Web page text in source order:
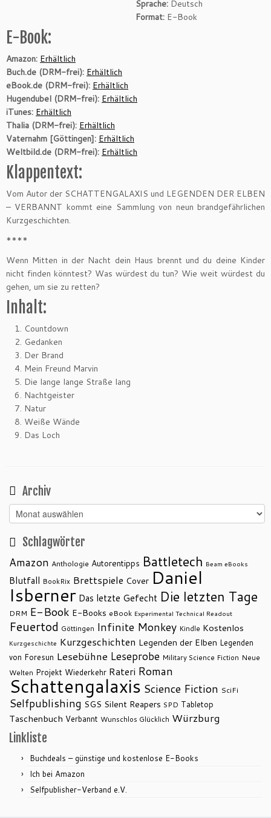
Sprache: Deutsch
Format: E-Book
E-Book:
Amazon: Erhältlich
Buch.de (DRM-frei): Erhältlich
eBook.de (DRM-frei): Erhältlich
Hugendubel (DRM-frei): Erhältlich
iTunes: Erhältlich
Thalia (DRM-frei): Erhältlich
Vaternahm [Göttingen]: Erhältlich
Weltbild.de (DRM-frei): Erhältlich
Klappentext:
Vom Autor der SCHATTENGALAXIS und LEGENDEN DER ELBEN
– VERBANNT kommt eine Sammlung von neun brandgefährlichen
Kurzgeschichten.
****
Wenn Mitten in der Nacht dein Haus brennt und du deine Kinder
nicht finden könntest? Was würdest du tun? Wie weit würdest du
gehen, um sie zu retten?
Inhalt:
Countdown
Gedanken
Der Brand
Mein Freund Marvin
Die lange lange Straße lang
Nachtgeister
Natur
Weiße Wände
Das Loch
Archiv
Archiv
Schlagwörter
Amazon Anthologie Autorentipps Battletech Beam eBooks
Blutfall BookRix Brettspiele Cover Daniel
Isberner Das letzte Gefecht Die letzten Tage
DRM E-Book E-Books eBook Experimental Technical Readout
Feuertod Göttingen Infinite Monkey Kindle Kostenlos
Kurzgeschichte Kurzgeschichten Legenden der Elben Legenden
von Foresun Lesebühne Leseprobe Military Science Fiction Neue
Welten Projekt Wiederkehr Rateri Roman
Schattengalaxis Science Fiction SciFi
Selfpublishing SGS Silent Reapers SPD Tabletop
Taschenbuch Verbannt Wunschlos Glücklich Würzburg
Linkliste
Buchdeals – günstige und kostenlose E-Books
Ich bei Amazon
Selfpublisher-Verband e.V.